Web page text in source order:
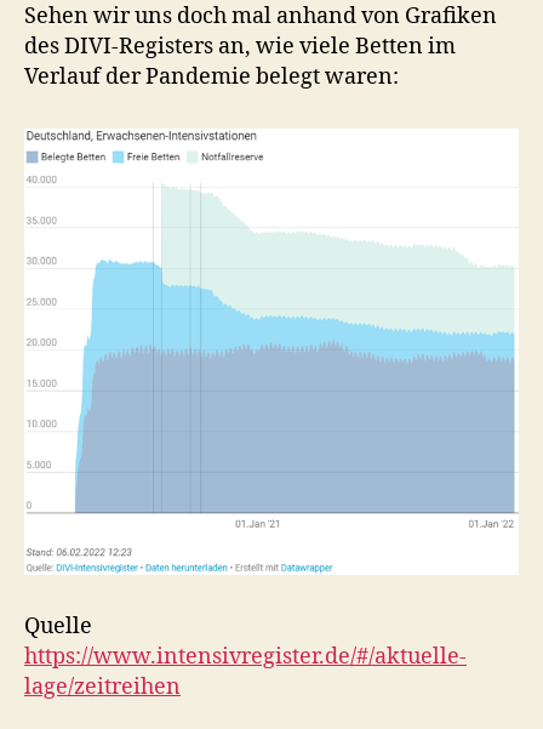
Sehen wir uns doch mal anhand von Grafiken
des DIVI-Registers an, wie viele Betten im
Verlauf der Pandemie belegt waren:
Quelle
https://www.intensivregister.de/#/aktuelle-
lage/zeitreihen